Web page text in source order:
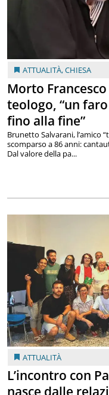
ATTUALITÀ,CHIESA
Morto Francesco
teologo, “un
fino alla fine”
Brunetto Salvarani, l’amico
scomparso a 86 anni:
Dal valore della pa...
ATTUALITÀ
L’incontro con
nasce dalle